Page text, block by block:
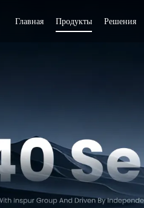
Главная Продукты Решения